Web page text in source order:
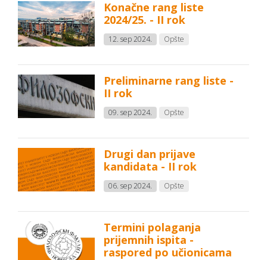
Konačne rang liste
2024/25. - II rok
12. sep 2024. Opšte
Preliminarne rang liste -
II rok
09. sep 2024. Opšte
Drugi dan prijave
kandidata - II rok
06. sep 2024. Opšte
Termini polaganja
prijemnih ispita -
raspored po učionicama